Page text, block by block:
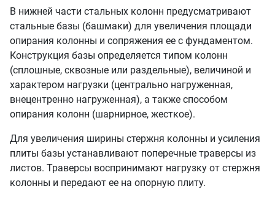
В нижней части стальных колонн предусматривают
стальные базы (башмаки) для увеличения площади
опирания колонны и сопряжения ее с фундаментом.
Конструкция базы определяется типом колонн
(сплошные, сквозные или раздельные), величиной и
характером нагрузки (центрально нагруженная,
внецентренно нагруженная), а также способом
опирания колонн (шарнирное, жесткое).
Для увеличения ширины стержня колонны и усиления
плиты базы устанавливают поперечные траверсы из
листов. Траверсы воспринимают нагрузку от стержня
колонны и передают ее на опорную плиту.